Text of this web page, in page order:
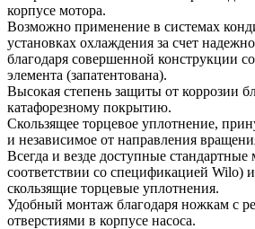
корпусе мотора.
Возможно применение в системах
установках охлаждения за счет
благодаря совершенной конструкции
элемента (запатентована).
Высокая степень защиты от коррозии
катафорезному покрытию.
Скользящее торцевое уплотнение,
и независимое от направления
Всегда и везде доступные стандартные
соответствии со спецификацией Wilo)
скользящие торцевые уплотнения.
Удобный монтаж благодаря ножкам с
отверстиями в корпусе насоса.